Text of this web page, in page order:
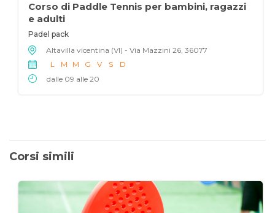
Corso di Paddle Tennis per bambini, ragazzi
e adulti
Padel pack
Altavilla vicentina (VI) - Via Mazzini 26, 36077
L
M M G V S
D
dalle 09 alle 20
Corsi simili